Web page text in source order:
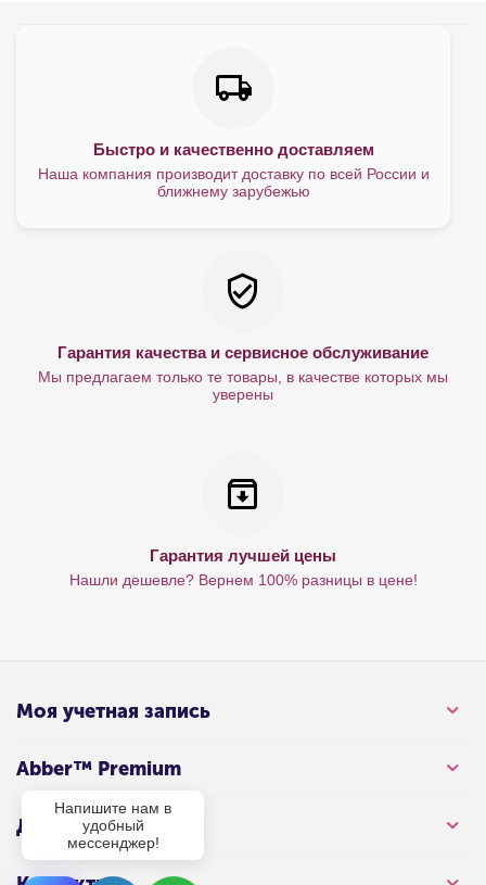
Быстро и качественно доставляем
Наша компания производит доставку по всей России и
ближнему зарубежью
Гарантия качества и сервисное обслуживание
Мы предлагаем только те товары, в качестве которых мы
уверены
Гарантия лучшей цены
Нашли дешевле? Вернем 100% разницы в цене!
Моя учетная запись
Abber™ Premium
Для клиента
Напишите нам в
удобный
мессенджер!